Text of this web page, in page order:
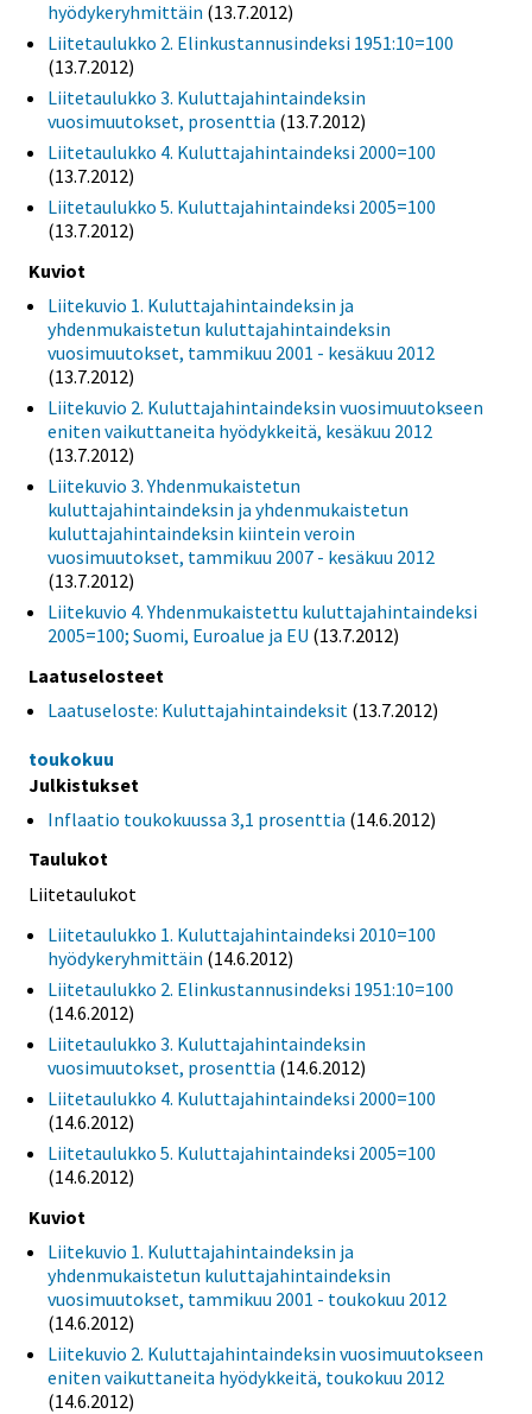
hyödykeryhmittäin (13.7.2012)
Liitetaulukko 2. Elinkustannusindeksi 1951:10=100
(13.7.2012)
Liitetaulukko 3. Kuluttajahintaindeksin
vuosimuutokset, prosenttia (13.7.2012)
Liitetaulukko 4. Kuluttajahintaindeksi 2000=100
(13.7.2012)
Liitetaulukko 5. Kuluttajahintaindeksi 2005=100
(13.7.2012)
Kuviot
Liitekuvio 1. Kuluttajahintaindeksin ja
yhdenmukaistetun kuluttajahintaindeksin
vuosimuutokset, tammikuu 2001 - kesäkuu 2012
(13.7.2012)
Liitekuvio 2. Kuluttajahintaindeksin vuosimuutokseen
eniten vaikuttaneita hyödykkeitä, kesäkuu 2012
(13.7.2012)
Liitekuvio 3. Yhdenmukaistetun
kuluttajahintaindeksin ja yhdenmukaistetun
kuluttajahintaindeksin kiintein veroin
vuosimuutokset, tammikuu 2007 - kesäkuu 2012
(13.7.2012)
Liitekuvio 4. Yhdenmukaistettu kuluttajahintaindeksi
2005=100; Suomi, Euroalue ja EU (13.7.2012)
Laatuselosteet
Laatuseloste: Kuluttajahintaindeksit (13.7.2012)
toukokuu
Julkistukset
Inflaatio toukokuussa 3,1 prosenttia (14.6.2012)
Taulukot
Liitetaulukot
Liitetaulukko 1. Kuluttajahintaindeksi 2010=100
hyödykeryhmittäin (14.6.2012)
Liitetaulukko 2. Elinkustannusindeksi 1951:10=100
(14.6.2012)
Liitetaulukko 3. Kuluttajahintaindeksin
vuosimuutokset, prosenttia (14.6.2012)
Liitetaulukko 4. Kuluttajahintaindeksi 2000=100
(14.6.2012)
Liitetaulukko 5. Kuluttajahintaindeksi 2005=100
(14.6.2012)
Kuviot
Liitekuvio 1. Kuluttajahintaindeksin ja
yhdenmukaistetun kuluttajahintaindeksin
vuosimuutokset, tammikuu 2001 - toukokuu 2012
(14.6.2012)
Liitekuvio 2. Kuluttajahintaindeksin vuosimuutokseen
eniten vaikuttaneita hyödykkeitä, toukokuu 2012
(14.6.2012)